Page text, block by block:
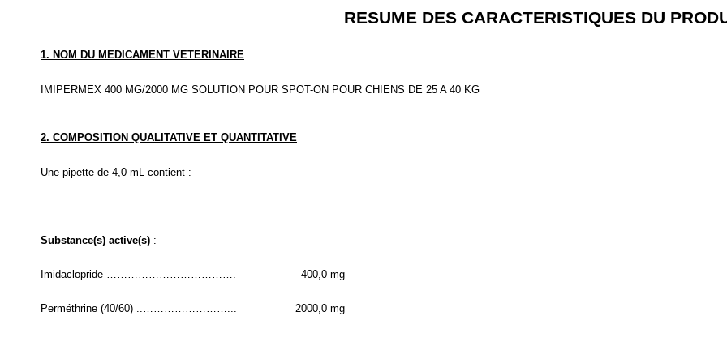
RESUME DES CARACTERISTIQUES DU
1. NOM DU MEDICAMENT VETERINAIRE
IMIPERMEX 400 MG/2000 MG SOLUTION POUR SPOT-ON POUR CHIENS DE 25 A 40 KG
2. COMPOSITION QUALITATIVE ET QUANTITATIVE
Une pipette de 4,0 mL contient :
Substance(s) active(s) :
Imidaclopride ………………………………. 400,0 mg
Perméthrine (40/60) ..……………………... 2000,0 mg